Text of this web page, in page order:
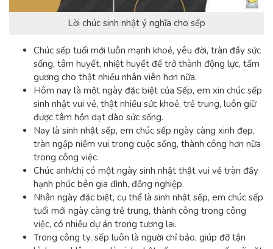
Lời chúc sinh nhật ý nghĩa cho sếp
Chúc sếp tuổi mới luôn mạnh khoẻ, yêu đời, tràn đầy sức
sống, tâm huyết, nhiệt huyết để trở thành động lực, tấm
gương cho thật nhiều nhân viên hơn nữa.
Hôm nay là một ngày đặc biệt của Sếp, em xin chúc sếp
sinh nhật vui vẻ, thật nhiều sức khoẻ, trẻ trung, luôn giữ
được tâm hồn dạt dào sức sống.
Nay là sinh nhật sếp, em chúc sếp ngày càng xinh đẹp,
tràn ngập niềm vui trong cuộc sống, thành công hơn nữa
trong công việc.
Chúc anh/chị có một ngày sinh nhật thật vui vẻ tràn đầy
hạnh phúc bên gia đình, đồng nghiệp.
Nhân ngày đặc biệt, cụ thể là sinh nhật sếp, em chúc sếp
tuổi mới ngày càng trẻ trung, thành công trong công
việc, có nhiều dự án trong tương lai.
Trong công ty, sếp luôn là người chỉ bảo, giúp đỡ tận